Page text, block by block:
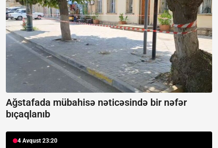
Ağstafada mübahisə nəticəsində bir nəfər
bıçaqlanıb
4 Avqust 23:20